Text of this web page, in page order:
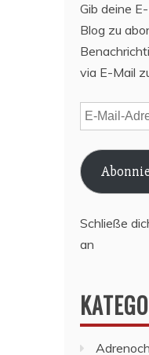
Gib deine
Blog zu
via E-Mail
E-
Mail-
Adresse
Schließe
an